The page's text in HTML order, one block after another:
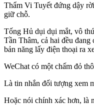
Thẩm Vi Tuyết đứng dậy
giữ chỗ.
Tống Hủ dụi dụi mắt, vô
Tần Thâm, cả hai đều
bản năng lấy điện thoại ra
WeChat có một chấm đỏ
Là tin nhắn đối tượng xem
Hoặc nói chính xác hơn, là